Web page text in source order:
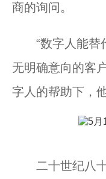
商的询问。
“数字人能替代
无明确意向的客
字人的帮助下，
二十世纪八十